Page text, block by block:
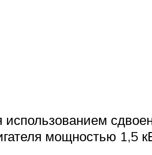
использованием
мощностью 1,5